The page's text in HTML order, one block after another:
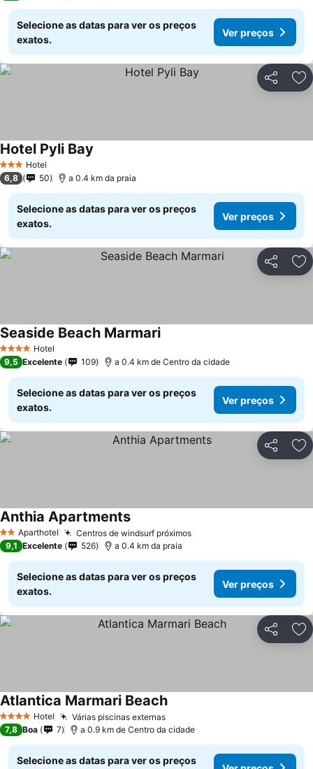
Selecione as datas para ver os preços
exatos.
Ver preços
Partilhar
3 EstrelasHotel
Hotel Pyli Bay
6,8 50 a 0.4 km da praia
Selecione as datas para ver os preços
exatos.
Ver preços
Partilhar
4 EstrelasHotel
Seaside Beach MarmariVer preços
9,5 Excelente 109 a 0.4 km de Centro da cidade
Selecione as datas para ver os preços
exatos.
Ver preços
Partilhar
2 EstrelasAparthotel Centros de windsurf próximosVer preços
Anthia ApartmentsVer preços
9,1 Excelente 526 a 0.4 km da praia
Selecione as datas para ver os preços
exatos.
Ver preços
Partilhar
4 EstrelasHotel Várias piscinas externasVer preços
Atlantica Marmari BeachVer preços
7,8 Boa 7 a 0.9 km de Centro da cidade
Selecione as datas para ver os preços